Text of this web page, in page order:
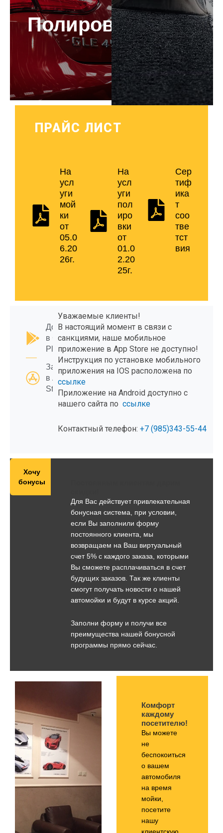
Полировка
ПРАЙС ЛИСТ
На
усл
уги
мой
ки
от
05.0
6.20
26г.
На
усл
уги
пол
иро
вки
от
01.0
2.20
25г.
Сер
тиф
ика
т
соо
тве
тст
вия
Доступно
в Google
Play
Загрузите
в App
Store.
Уважаемые клиенты!
В настоящий момент в связи с
санкциями, наше мобильное
приложение в App Store не доступно!
Инструкция по установке мобильного
приложения на IOS расположена по
ссылке
Приложение на Android доступно с
нашего сайта по ссылке
Контактный телефон: +7 (985)343-55-44
Хочу
бонусы
Для Вас действует привлекательная
бонусная система, при условии,
если Вы заполнили форму
постоянного клиента, мы
возвращаем на Ваш виртуальный
счет 5% с каждого заказа, которыми
Вы сможете расплачиваться в счет
будущих заказов. Так же клиенты
смогут получать новости о нашей
автомойки и будут в курсе акций.
Заполни форму и получи все
преимущества нашей бонусной
программы прямо сейчас.
Комфорт
каждому
посетителю!
Вы можете
не
беспокоиться
о вашем
автомобиля
на время
мойки,
посетите
нашу